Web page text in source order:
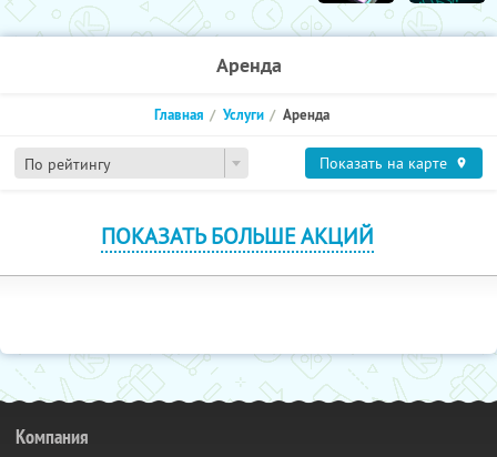
Аренда
По рейтингу
Главная Услуги Аренда
Показать на карте
ПОКАЗАТЬ БОЛЬШЕ АКЦИЙ
Компания